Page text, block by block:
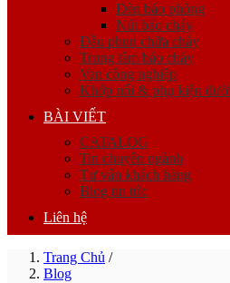
Đèn báo phòng
Nút báo cháy
Đầu phun chữa cháy
Trung tâm báo cháy
Van công nghiệp
Khớp nối & phụ kiện
BÀI VIẾT
CATALOG
Tin chuyên ngành
Tư vấn khách hàng
Blog tin tức
Liên hệ
Trang Chủ /
Blog